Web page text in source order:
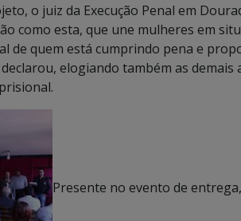
o juiz da Execução Penal em
como esta, que une mulheres em
de quem está cumprindo pena e
elogiando também as demais
Presente no evento de